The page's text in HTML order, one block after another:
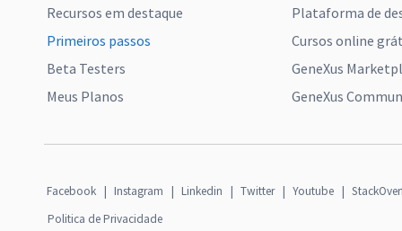
Recursos em destaque
Primeiros passos
Beta Testers
Meus Planos
Plataforma de
Cursos online
GeneXus
GeneXus
Facebook | Instagram | Linkedin | Twitter | Youtube |
Politica de Privacidade